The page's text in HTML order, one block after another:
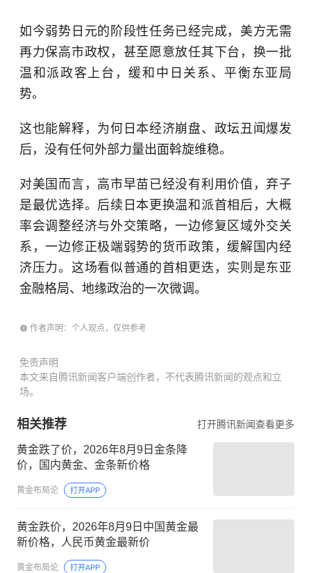
如今弱势日元的阶段性任务已经完成，美方无需
再力保高市政权，甚至愿意放任其下台，换一批
温和派政客上台，缓和中日关系、平衡东亚局
势。
这也能解释，为何日本经济崩盘、政坛丑闻爆发
后，没有任何外部力量出面斡旋维稳。
对美国而言，高市早苗已经没有利用价值，弃子
是最优选择。后续日本更换温和派首相后，大概
率会调整经济与外交策略，一边修复区域外交关
系，一边修正极端弱势的货币政策，缓解国内经
济压力。这场看似普通的首相更迭，实则是东亚
金融格局、地缘政治的一次微调。
作者声明：个人观点，仅供参考
免责声明
本文来自腾讯新闻客户端创作者，不代表腾讯新闻的观点和立
场。
相关推荐 打开腾讯新闻查看更多
黄金跌了价，2026年8月9日金条降
价，国内黄金、金条新价格
黄金布局论 打开APP
黄金跌价，2026年8月9日中国黄金最
新价格，人民币黄金最新价
黄金布局论 打开APP